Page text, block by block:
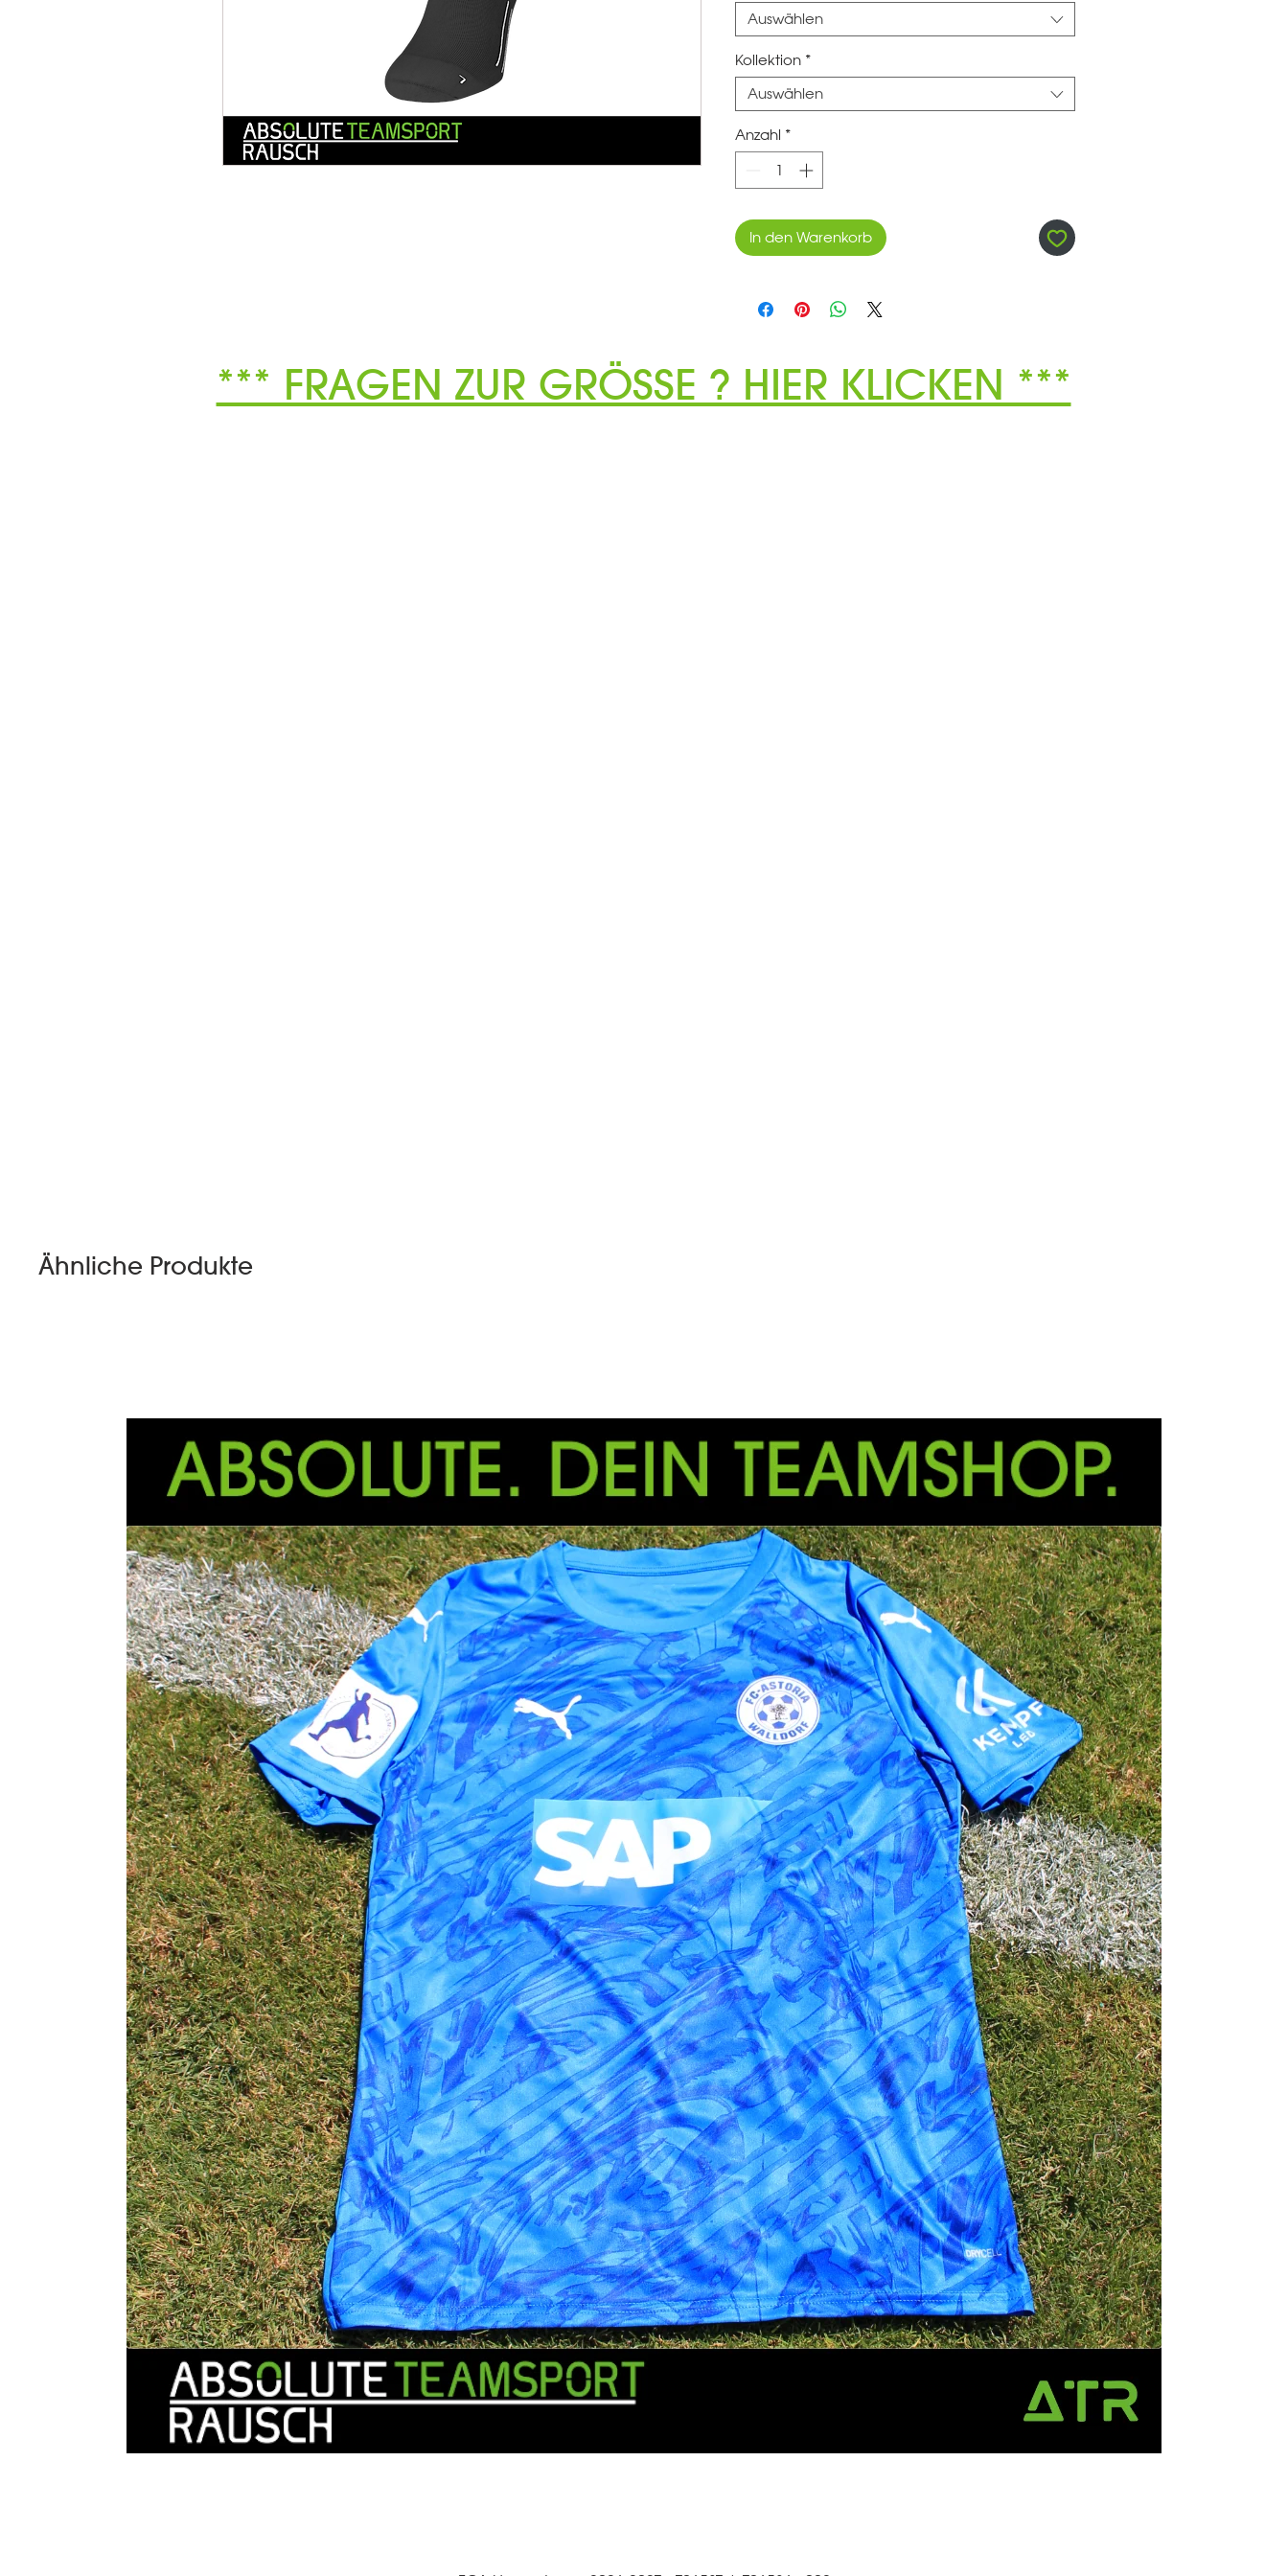
Auswählen
Kollektion *
Auswählen
Anzahl *
In den Warenkorb
*** FRAGEN ZUR GRÖSSE ? HIER KLICKEN ***
Ähnliche Produkte